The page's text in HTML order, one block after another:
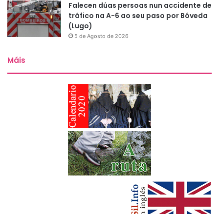
Falecen dúas persoas nun accidente de
tráfico na A-6 ao seu paso por Bóveda
(Lugo)
5 de Agosto de 2026
Máis